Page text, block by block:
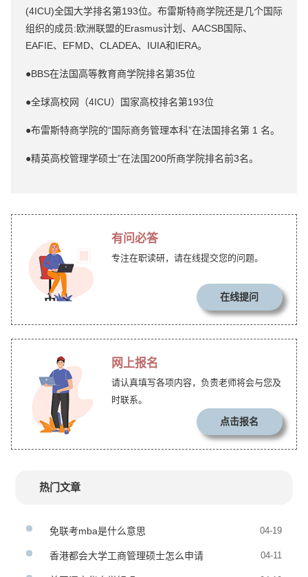
(4ICU)全国大学排名第193位。布雷斯特商学院还是几个国际
组织的成员:欧洲联盟的Erasmus计划、AACSB国际、
EAFIE、EFMD、CLADEA、IUIA和IERA。
●BBS在法国高等教育商学院排名第35位
●全球高校网（4ICU）国家高校排名第193位
●布雷斯特商学院的“国际商务管理本科”在法国排名第 1 名。
●精英高校管理学硕士”在法国200所商学院排名前3名。
有问必答
专注在职读研，请在线提交您的问题。
在线提问
网上报名
请认真填写各项内容，负责老师将会与您及
时联系。
点击报名
热门文章
免联考mba是什么意思 04-19
香港都会大学工商管理硕士怎么申请 04-11